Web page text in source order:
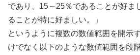
であり、15～25％であることが好ま
ることが特に好ましい。」
というように複数の数値範囲を開示
けでなく以下のような数値範囲を段